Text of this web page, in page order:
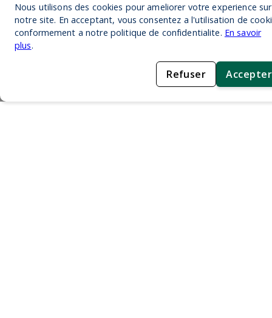
Nous utilisons des cookies pour ameliorer votre experience sur
notre site. En acceptant, vous consentez a l'utilisation de
conformement a notre politique de confidentialite. En savoir
plus.
Refuser Accepter